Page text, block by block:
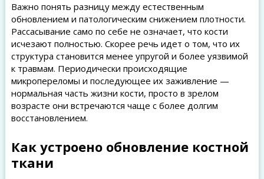
Важно понять разницу между естественным
обновлением и патологическим снижением плотности.
Рассасывание само по себе не означает, что кости
исчезают полностью. Скорее речь идет о том, что их
структура становится менее упругой и более уязвимой
к травмам. Периодически происходящие
микропереломы и последующее их заживление —
нормальная часть жизни кости, просто в зрелом
возрасте они встречаются чаще с более долгим
восстановлением.
Как устроено обновление костной
ткани